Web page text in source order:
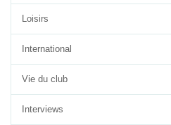
Loisirs
International
Vie du club
Interviews